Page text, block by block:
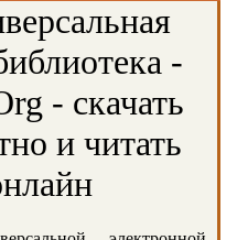
-
- скачать
и читать